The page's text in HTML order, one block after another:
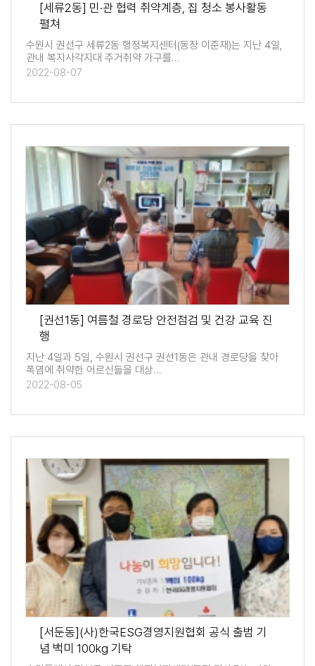
[세류2동] 민·관 협력 취약계층, 집 청소 봉사활동
펼쳐
수원시 권선구 세류2동 행정복지센터(동장 이준재)는 지난 4일,
관내 복지사각지대 주거취약 가구를…
2022-08-07
[권선1동] 여름철 경로당 안전점검 및 건강 교육 진
행
지난 4일과 5일, 수원시 권선구 권선1동은 관내 경로당을 찾아
폭염에 취약한 어르신들을 대상…
2022-08-05
[서둔동](사)한국ESG경영지원협회 공식 출범 기
념 백미 100kg 기탁